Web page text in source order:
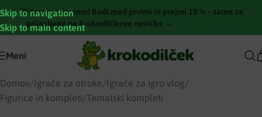
Skip to navigation
Skip to main content
🚀 Kmalu odpremo! Bodi med prvimi in prejmi 10 % – samo za
prijavljene na Krokodilčkove novičke →
Meni
Domov/Igrače za otroke/Igrače za igro vlog/
Figurice in kompleti/Tematski kompleti